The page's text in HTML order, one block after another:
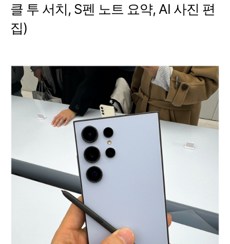
클 투 서치, S펜 노트 요약, AI 사진 편
집)